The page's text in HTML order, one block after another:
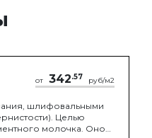
от 342.57 руб/м2
шлифовальными
Целью
молочка. Оно